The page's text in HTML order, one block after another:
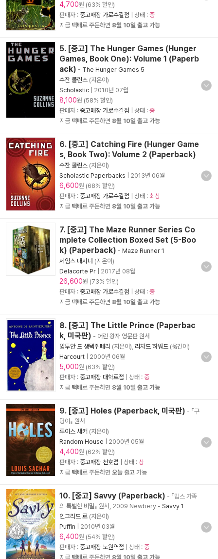
4,700원 (63% 할인)
판매자 : 중고매장 가로수길점 | 상태 : 중
지금 택배로 주문하면 8월 10일 출고 가능
5. [중고] The Hunger Games (Hunger
Games, Book One): Volume 1 (Paperb
ack) - The Hunger Games 5
수잔 콜린스 (지은이)
Scholastic
2010년 07월
8,100원 (58% 할인)
판매자 : 중고매장 가로수길점 | 상태 : 중
지금 택배로 주문하면 8월 10일 출고 가능
6. [중고] Catching Fire (Hunger Game
s, Book Two): Volume 2 (Paperback)
수잔 콜린스 (지은이)
Scholastic Paperbacks
2013년 06월
6,600원 (68% 할인)
판매자 : 중고매장 가로수길점 | 상태 : 최상
지금 택배로 주문하면 8월 10일 출고 가능
7. [중고] The Maze Runner Series Co
mplete Collection Boxed Set (5-Boo
k) (Paperback) - Maze Runner 1
제임스 대시너 (지은이)
Delacorte Pr
2017년 08월
26,600원 (73% 할인)
판매자 : 중고매장 가로수길점 | 상태 : 중
지금 택배로 주문하면 8월 10일 출고 가능
8. [중고] The Little Prince (Paperbac
k, 미국판) - 어린 왕자 영문판 원서
앙투안 드 생텍쥐페리 (지은이), 리차드 하워드 (옮긴이)
Harcourt
2000년 06월
5,000원 (63% 할인)
판매자 : 중고매장 대학로점 | 상태 : 중
지금 택배로 주문하면 8월 10일 출고 가능
9. [중고] Holes (Paperback, 미국판) - 『구
덩이』 원서
루이스 새커 (지은이)
Random House
2000년 05월
4,400원 (62% 할인)
판매자 : 중고매장 천호점 | 상태 : 상
지금 택배로 주문하면 오늘 출고 가능
10. [중고] Savvy (Paperback) - 『밉스 가족
의 특별한 비밀』 원서, 2009 Newbery - Savvy 1
인그리드 로 (지은이)
Puffin
2010년 03월
6,400원 (54% 할인)
판매자 : 중고매장 노원역점 | 상태 : 중
지금 택배로 주문하면 8월 10일 출고 가능